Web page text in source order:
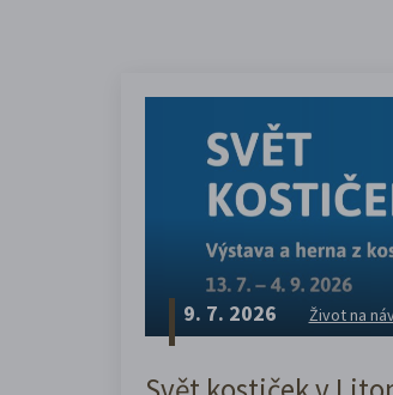
9. 7. 2026 Život na